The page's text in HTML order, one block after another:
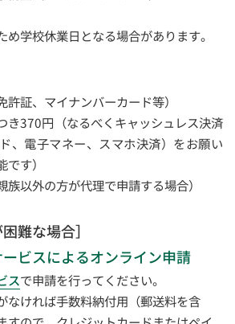
め学校休業日となる場合があります。
許証、マイナンバーカード等）
き370円（なるべくキャッシュレス決済
、電子マネー、スマホ決済）をお願い
です）
以外の方が代理で申請する場合）
難な場合］
ビスによるオンライン申請
スで申請を行ってください。
なければ手数料納付用（郵送料を含